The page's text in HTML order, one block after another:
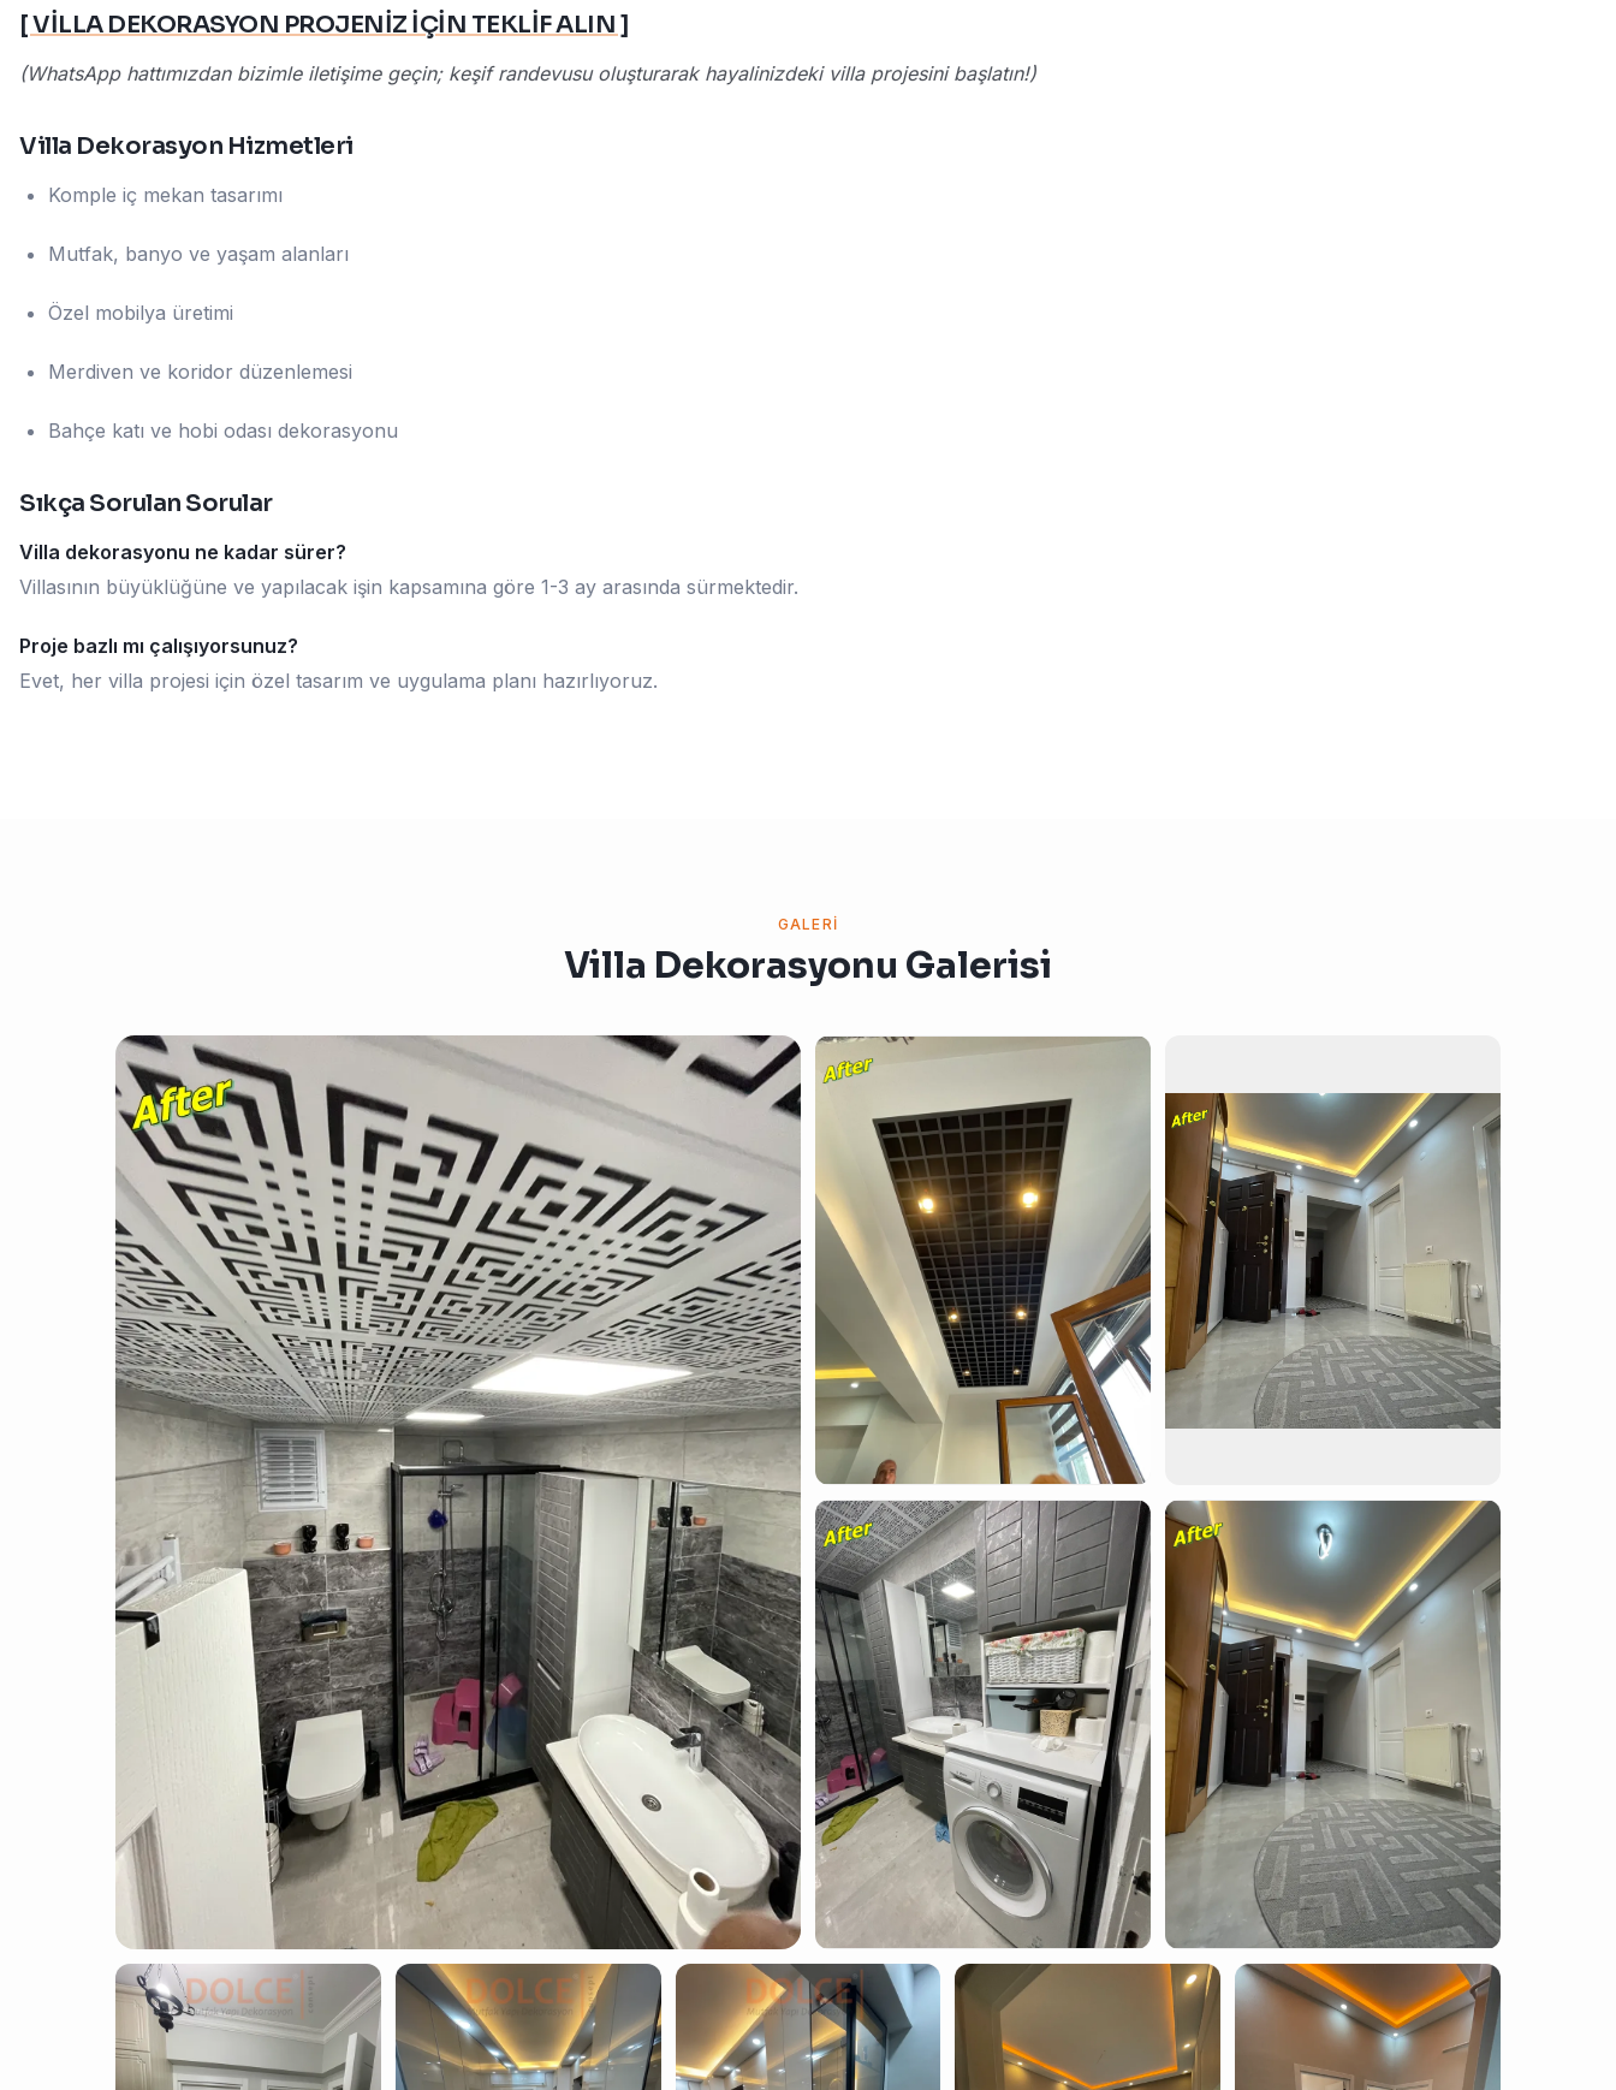
[ VİLLA DEKORASYON PROJENİZ İÇİN TEKLİF ALIN ]
(WhatsApp hattımızdan bizimle iletişime geçin; keşif randevusu oluşturarak hayalinizdeki villa projesini başlatın!)
Villa Dekorasyon Hizmetleri
Komple iç mekan tasarımı
Mutfak, banyo ve yaşam alanları
Özel mobilya üretimi
Merdiven ve koridor düzenlemesi
Bahçe katı ve hobi odası dekorasyonu
Sıkça Sorulan Sorular
Villa dekorasyonu ne kadar sürer?
Villasının büyüklüğüne ve yapılacak işin kapsamına göre 1-3 ay arasında sürmektedir.
Proje bazlı mı çalışıyorsunuz?
Evet, her villa projesi için özel tasarım ve uygulama planı hazırlıyoruz.
GALERI
Villa Dekorasyonu Galerisi